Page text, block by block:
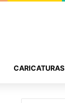
CARICATURAS